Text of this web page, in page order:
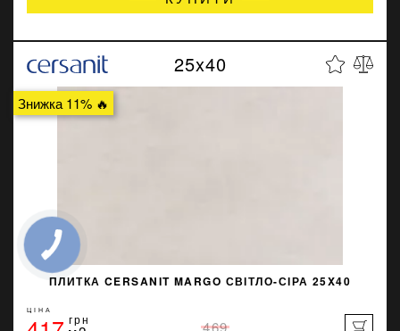
Знижка 11% 🔥
25x40
ПЛИТКА CERSANIT MARGO СВІТЛО-СІРА 25X40
ЦІНА
грн 469